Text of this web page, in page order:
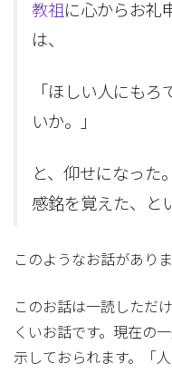
教祖に心からお礼
は、
「ほしい人にも
いか。」
と、仰せになった
感銘を覚えた、と
このようなお話がありま
このお話は一読しただ
くいお話です。現在の
示しておられます。「